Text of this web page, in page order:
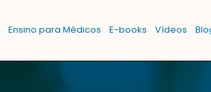
Ensino para Médicos E-books Vídeos